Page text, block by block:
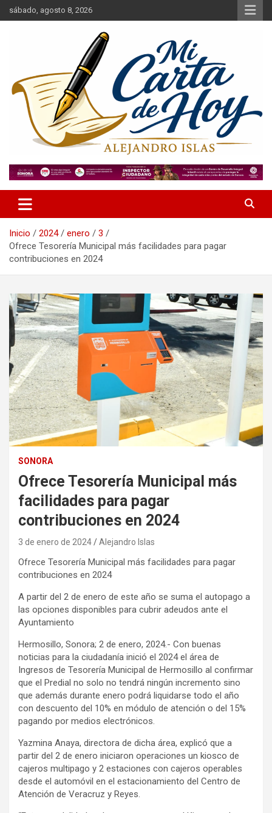
Saltar
al
sábado, agosto 8, 2026
Mi Carta de Hoy
Inicio 2024 enero
3
Ofrece Tesorería Municipal más facilidades para pagar
contribuciones en 2024
SONORA
Ofrece Tesorería Municipal más
facilidades para pagar
contribuciones en 2024
3 de enero de 2024 Alejandro Islas
Ofrece Tesorería Municipal más facilidades para pagar
contribuciones en 2024
A partir del 2 de enero de este año se suma el autopago a
las opciones disponibles para cubrir adeudos ante el
Ayuntamiento
Hermosillo, Sonora; 2 de enero, 2024.- Con buenas
noticias para la ciudadanía inició el 2024 el área de
Ingresos de Tesorería Municipal de Hermosillo al confirmar
que el Predial no solo no tendrá ningún incremento sino
que además durante enero podrá liquidarse todo el año
con descuento del 10% en módulo de atención o del 15%
pagando por medios electrónicos.
Yazmina Anaya, directora de dicha área, explicó que a
partir del 2 de enero iniciaron operaciones un kiosco de
cajeros multipago y 2 estaciones con cajeros operables
desde el automóvil en el estacionamiento del Centro de
Atención de Veracruz y Reyes.